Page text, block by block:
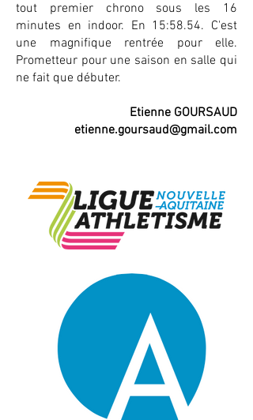
tout premier chrono sous les 16
minutes en indoor. En 15:58.54. C'est
une magnifique rentrée pour elle.
Prometteur pour une saison en salle qui
ne fait que débuter.
Etienne GOURSAUD
etienne.goursaud@gmail.com